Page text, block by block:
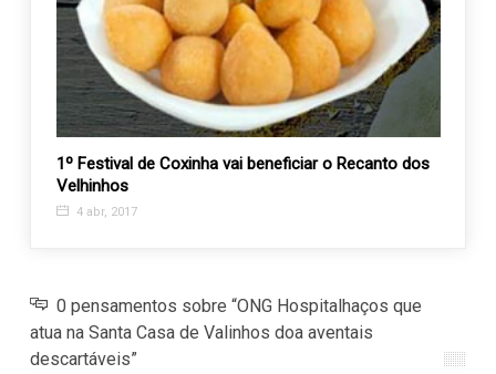
1º Festival de Coxinha vai beneficiar o Recanto dos
Velhinhos
4 abr, 2017
0 pensamentos sobre “ONG Hospitalhaços que
atua na Santa Casa de Valinhos doa aventais
descartáveis”